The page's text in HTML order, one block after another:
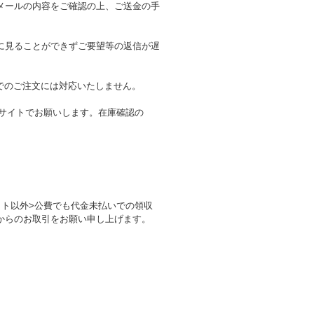
ルの内容をご確認の上、ご送金の手
ることができずご要望等の返信が遅
ご注文には対応いたしません。
イトでお願いします。在庫確認の
以外>公費でも代金未払いでの領収
のお取引をお願い申し上げます。